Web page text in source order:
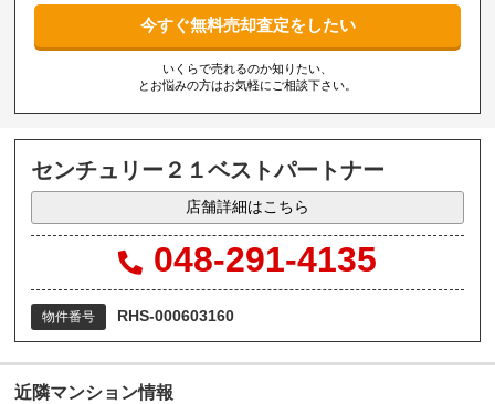
今すぐ無料売却査定をしたい
いくらで売れるのか知りたい、
とお悩みの方はお気軽にご相談下さい。
センチュリー２１ベストパートナー
店舗詳細はこちら
048-291-4135
物件番号 RHS-000603160
近隣マンション情報